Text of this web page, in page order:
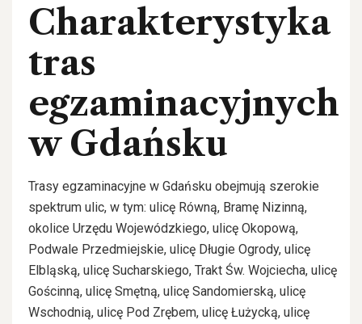
Charakterystyka
tras
egzaminacyjnych
w Gdańsku
Trasy egzaminacyjne w Gdańsku obejmują szerokie
spektrum ulic, w tym: ulicę Równą, Bramę Nizinną,
okolice Urzędu Wojewódzkiego, ulicę Okopową,
Podwale Przedmiejskie, ulicę Długie Ogrody, ulicę
Elbląską, ulicę Sucharskiego, Trakt Św. Wojciecha, ulicę
Gościnną, ulicę Smętną, ulicę Sandomierską, ulicę
Wschodnią, ulicę Pod Zrębem, ulicę Łużycką, ulicę